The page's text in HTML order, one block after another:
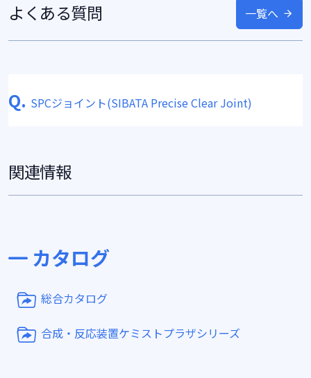
よくある質問 一覧へ
Q. SPCジョイント(SIBATA Precise Clear Joint)
関連情報
カタログ
総合カタログ
合成・反応装置ケミストプラザシリーズ